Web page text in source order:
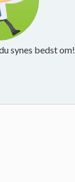
synes bedst om!